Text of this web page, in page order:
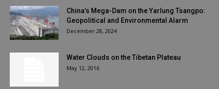
China’s Mega-Dam on the Yarlung Tsangpo:
Geopolitical and Environmental Alarm
December 28, 2024
Water Clouds on the Tibetan Plateau
May 12, 2016